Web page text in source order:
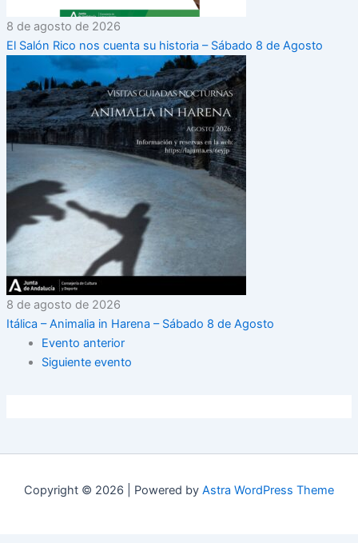
8 de agosto de 2026
El Salón Rico nos cuenta su historia – Sábado 8 de Agosto
8 de agosto de 2026
Itálica – Animalia in Harena – Sábado 8 de Agosto
Evento anterior
Siguiente evento
Copyright © 2026 | Powered by Astra WordPress Theme